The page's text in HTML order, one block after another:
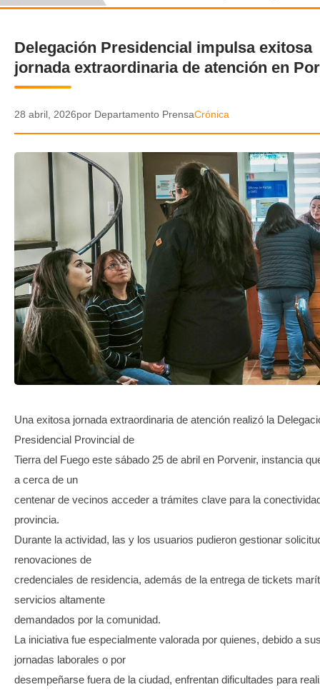
CRÓNICA
DEPORTES
ENTRETENIMIENTO Y CULTURA
POLICIAL
AUDIOS
VIDEOS
GALERIA DE FOTOS
APP MÓVIL
TRANSPARENCIA
✕
Delegación Presidencial impulsa exitosa
jornada extraordinaria de atención en
28 abril, 2026por Departamento PrensaCrónica
Una exitosa jornada extraordinaria de atención realizó la
Presidencial Provincial de
Tierra del Fuego este sábado 25 de abril en Porvenir, instancia
a cerca de un
centenar de vecinos acceder a trámites clave para la
provincia.
Durante la actividad, las y los usuarios pudieron gestionar
renovaciones de
credenciales de residencia, además de la entrega de tickets
servicios altamente
demandados por la comunidad.
La iniciativa fue especialmente valorada por quienes, debido a
jornadas laborales o por
desempeñarse fuera de la ciudad, enfrentan dificultades para